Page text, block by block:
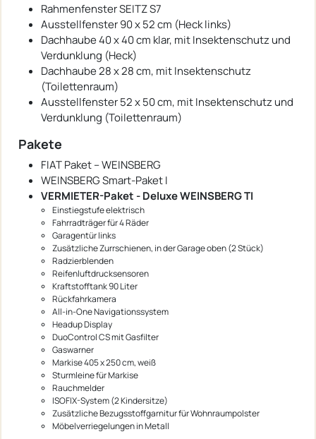
Rahmenfenster SEITZ S7
Ausstellfenster 90 x 52 cm (Heck links)
Dachhaube 40 x 40 cm klar, mit Insektenschutz und
Verdunklung (Heck)
Dachhaube 28 x 28 cm, mit Insektenschutz
(Toilettenraum)
Ausstellfenster 52 x 50 cm, mit Insektenschutz und
Verdunklung (Toilettenraum)
Pakete
FIAT Paket – WEINSBERG
WEINSBERG Smart-Paket I
VERMIETER-Paket - Deluxe WEINSBERG TI
Einstiegstufe elektrisch
Fahrradträger für 4 Räder
Garagentür links
Zusätzliche Zurrschienen, in der Garage oben (2 Stück)
Radzierblenden
Reifenluftdrucksensoren
Kraftstofftank 90 Liter
Rückfahrkamera
All-in-One Navigationssystem
Headup Display
DuoControl CS mit Gasfilter
Gaswarner
Markise 405 x 250 cm, weiß
Sturmleine für Markise
Rauchmelder
ISOFIX-System (2 Kindersitze)
Zusätzliche Bezugsstoffgarnitur für Wohnraumpolster
Möbelverriegelungen in Metall